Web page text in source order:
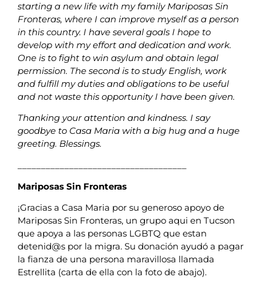
starting a new life with my family Mariposas Sin
Fronteras, where I can improve myself as a person
in this country. I have several goals I hope to
develop with my effort and dedication and work.
One is to fight to win asylum and obtain legal
permission. The second is to study English, work
and fulfill my duties and obligations to be useful
and not waste this opportunity I have been given.
Thanking your attention and kindness. I say
goodbye to Casa Maria with a big hug and a huge
greeting. Blessings.
Mariposas Sin Fronteras
¡Gracias a Casa Maria por su generoso apoyo de
Mariposas Sin Fronteras, un grupo aqui en Tucson
que apoya a las personas LGBTQ que estan
detenid@s por la migra. Su donación ayudó a pagar
la fianza de una persona maravillosa llamada
Estrellita (carta de ella con la foto de abajo).